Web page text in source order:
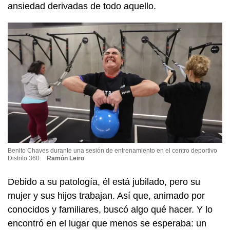
ansiedad derivadas de todo aquello.
Benito Chaves durante una sesión de entrenamiento en el centro deportivo
Distrito 360.
Ramón Leiro
Debido a su patología, él está jubilado, pero su
mujer y sus hijos trabajan. Así que, animado por
conocidos y familiares, buscó algo qué hacer. Y lo
encontró en el lugar que menos se esperaba: un